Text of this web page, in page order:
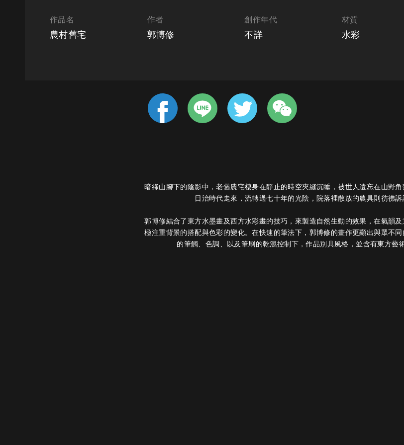
作品名
農村舊宅
作者
郭博修
創作年代
不詳
材質
水彩
暗綠山腳下的陰影中，老舊農宅棲身在靜止的時空夾縫沉睡，被世人遺忘在山野
日治時代走來，流轉過七十年的光陰，院落裡散放的農具則彷彿訴
郭博修結合了東方水墨畫及西方水彩畫的技巧，來製造自然生動的效果，在氣韻
極注重背景的搭配與色彩的變化。在快速的筆法下，郭博修的畫作更顯出與眾不
的筆觸、色調、以及筆刷的乾濕控制下，作品別具風格，並含有東方藝